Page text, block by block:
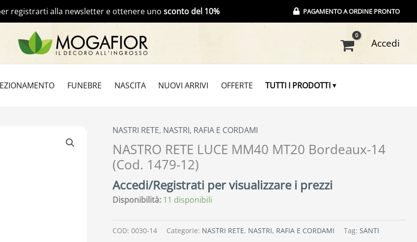
registrarti alla newsletter e ottenere uno sconto del 10% PAGAMENTO A ORDINE PRONTO
Accedi
FUNEBRE NASCITA NUOVI ARRIVI OFFERTE TUTTI I PRODOTTI
NASTRI RETE, NASTRI, RAFIA E CORDAMI
NASTRO RETE LUCE MM40 MT20 Bordeaux-14
(Cod. 1479-12)
Accedi/Registrati per visualizzare i prezzi
Disponibilità: 11 disponibili
COD: 0030-14 Categorie: NASTRI RETE, NASTRI, RAFIA E CORDAMI Tag: SANTI